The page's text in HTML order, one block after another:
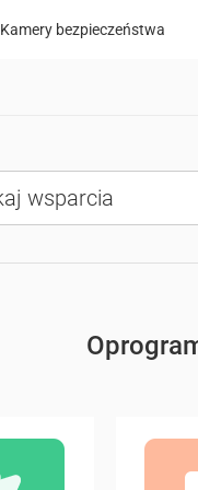
Kamery bezpieczeństwa